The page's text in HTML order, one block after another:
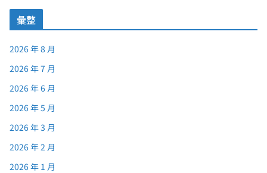
彙整
2026 年 8 月
2026 年 7 月
2026 年 6 月
2026 年 5 月
2026 年 3 月
2026 年 2 月
2026 年 1 月